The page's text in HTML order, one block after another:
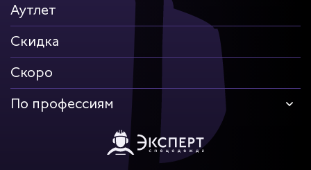
Аутлет
Скидка
Скоро
По профессиям